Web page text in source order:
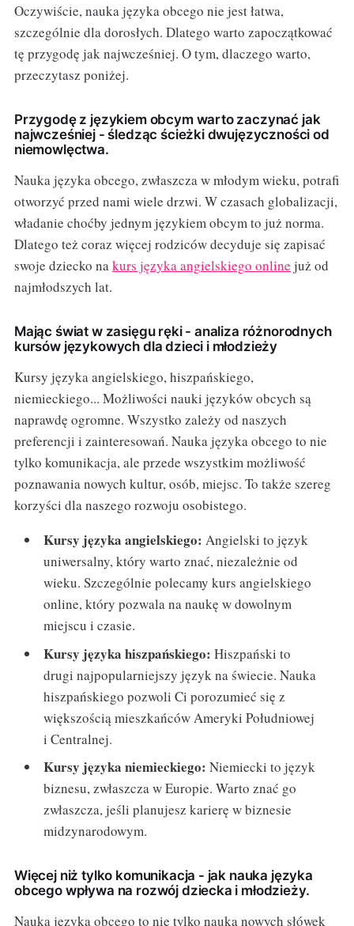
Oczywiście, nauka języka obcego nie jest łatwa,
szczególnie dla dorosłych. Dlatego warto zapoczątkować
tę przygodę jak najwcześniej. O tym, dlaczego warto,
przeczytasz poniżej.
Przygodę z językiem obcym warto zaczynać jak
najwcześniej - śledząc ścieżki dwujęzyczności od
niemowlęctwa.
Nauka języka obcego, zwłaszcza w młodym wieku, potrafi
otworzyć przed nami wiele drzwi. W czasach globalizacji,
władanie choćby jednym językiem obcym to już norma.
Dlatego też coraz więcej rodziców decyduje się zapisać
swoje dziecko na kurs języka angielskiego online już od
najmłodszych lat.
Mając świat w zasięgu ręki - analiza różnorodnych
kursów językowych dla dzieci i młodzieży
Kursy języka angielskiego, hiszpańskiego,
niemieckiego... Możliwości nauki języków obcych są
naprawdę ogromne. Wszystko zależy od naszych
preferencji i zainteresowań. Nauka języka obcego to nie
tylko komunikacja, ale przede wszystkim możliwość
poznawania nowych kultur, osób, miejsc. To także szereg
korzyści dla naszego rozwoju osobistego.
Kursy języka angielskiego: Angielski to język
uniwersalny, który warto znać, niezależnie od
wieku. Szczególnie polecamy kurs angielskiego
online, który pozwala na naukę w dowolnym
miejscu i czasie.
Kursy języka hiszpańskiego: Hiszpański to
drugi najpopularniejszy język na świecie. Nauka
hiszpańskiego pozwoli Ci porozumieć się z
większością mieszkańców Ameryki Południowej
i Centralnej.
Kursy języka niemieckiego: Niemiecki to język
biznesu, zwłaszcza w Europie. Warto znać go
zwłaszcza, jeśli planujesz karierę w biznesie
midzynarodowym.
Więcej niż tylko komunikacja - jak nauka języka
obcego wpływa na rozwój dziecka i młodzieży.
Nauka języka obcego to nie tylko nauka nowych słówek